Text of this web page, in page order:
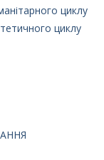
циклу
циклу